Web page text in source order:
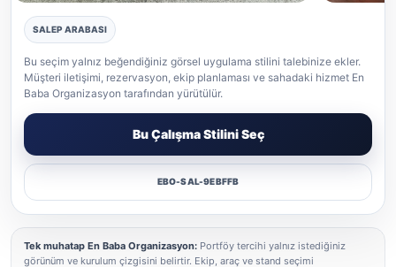
Salep gerçek etkinlik uygulaması
SALEP ARABASI
Bu seçim yalnız beğendiğiniz görsel uygulama stilini talebinize ekler.
Müşteri iletişimi, rezervasyon, ekip planlaması ve sahadaki hizmet En
Baba Organizasyon tarafından yürütülür.
Bu Çalışma Stilini Seç
EBO-SAL-9EBFFB
Tek muhatap En Baba Organizasyon: Portföy tercihi yalnız istediğiniz
görünüm ve kurulum çizgisini belirtir. Ekip, araç ve stand seçimi